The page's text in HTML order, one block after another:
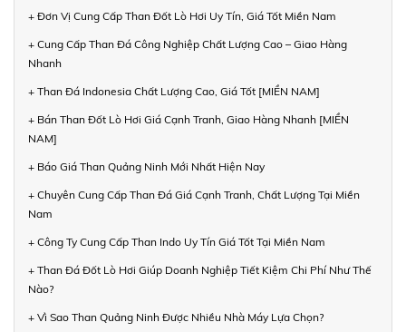
+ Đơn Vị Cung Cấp Than Đốt Lò Hơi Uy Tín, Giá Tốt Miền Nam
+ Cung Cấp Than Đá Công Nghiệp Chất Lượng Cao – Giao Hàng
Nhanh
+ Than Đá Indonesia Chất Lượng Cao, Giá Tốt [MIỀN NAM]
+ Bán Than Đốt Lò Hơi Giá Cạnh Tranh, Giao Hàng Nhanh [MIỀN
NAM]
+ Báo Giá Than Quảng Ninh Mới Nhất Hiện Nay
+ Chuyên Cung Cấp Than Đá Giá Cạnh Tranh, Chất Lượng Tại Miền
Nam
+ Công Ty Cung Cấp Than Indo Uy Tín Giá Tốt Tại Miền Nam
+ Than Đá Đốt Lò Hơi Giúp Doanh Nghiệp Tiết Kiệm Chi Phí Như Thế
Nào?
+ Vì Sao Than Quảng Ninh Được Nhiều Nhà Máy Lựa Chọn?